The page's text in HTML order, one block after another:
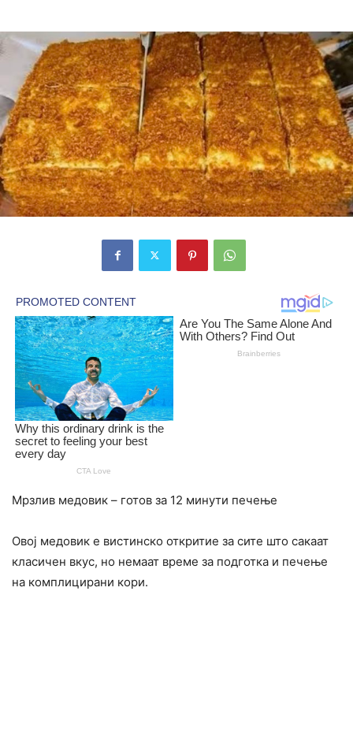
Мрзлив медовик – готов за 12 минути печење
Овој медовик е вистинско откритие за сите што сакаат
класичен вкус, но немаат време за подготка и печење
на комплицирани кори.